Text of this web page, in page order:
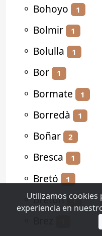
⚬ Bohoyo 1
⚬ Bolmir 1
⚬ Bolulla 1
⚬ Bor 1
⚬ Bormate 1
⚬ Borredà 1
⚬ Boñar 2
⚬ Bresca 1
⚬ Bretó 1
⚬Bretún 1
Utilizamos
experiencia en